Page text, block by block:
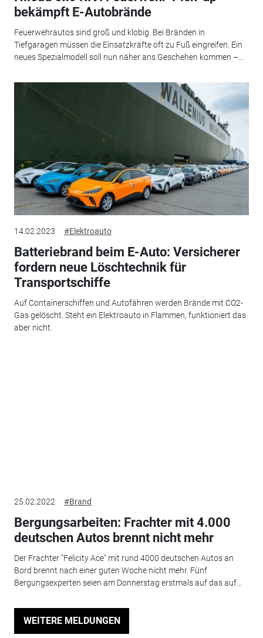
bekämpft E-Autobrände
Feuerwehrautos sind groß und klobig. Bei Bränden in
Tiefgaragen müssen die Einsatzkräfte oft zu Fuß eingreifen. Ein
neues Spezialmodell soll nun näher ans Geschehen kommen –...
14.02.2023 #Elektroauto
Batteriebrand beim E-Auto: Versicherer
fordern neue Löschtechnik für
Transportschiffe
Auf Containerschiffen und Autofähren werden Brände mit CO2-
Gas gelöscht. Steht ein Elektroauto in Flammen, funktioniert das
aber nicht.
25.02.2022 #Brand
Bergungsarbeiten: Frachter mit 4.000
deutschen Autos brennt nicht mehr
Der Frachter "Felicity Ace" mit rund 4000 deutschen Autos an
Bord brennt nach einer guten Woche nicht mehr. Fünf
Bergungsexperten seien am Donnerstag erstmals auf das auf...
WEITERE MELDUNGEN